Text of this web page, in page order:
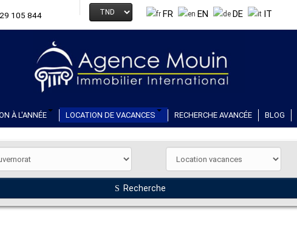
105 844 FR EN DE IT
À L'ANNÉE LOCATION DE VACANCES RECHERCHE AVANCÉE BLOG
Recherche